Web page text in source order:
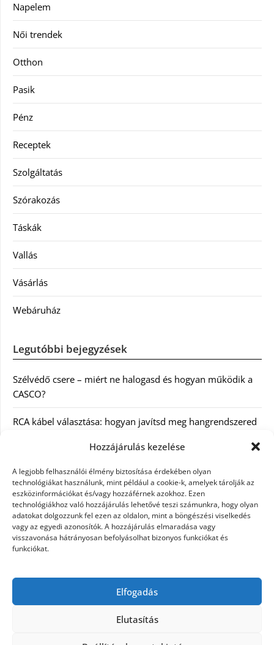
Hozzájárulás kezelése
A legjobb felhasználói élmény biztosítása érdekében olyan
technológiákat használunk, mint például a cookie-k, amelyek tárolják az
eszközinformációkat és/vagy hozzáférnek azokhoz. Ezen
technológiákhoz való hozzájárulás lehetővé teszi számunkra, hogy olyan
adatokat dolgozzunk fel ezen az oldalon, mint a böngészési viselkedés
vagy az egyedi azonosítók. A hozzájárulás elmaradása vagy
visszavonása hátrányosan befolyásolhat bizonyos funkciókat és
funkciókat.
Elfogadás
Elutasítás
Napelem
Női trendek
Otthon
Pasik
Pénz
Receptek
Szolgáltatás
Szórakozás
Táskák
Vallás
Vásárlás
Webáruház
Legutóbbi bejegyzések
Szélvédő csere – miért ne halogasd és hogyan működik a
CASCO?
RCA kábel választása: hogyan javítsd meg hangrendszered
Magyarországon: milyen jogi szabályozásra kell figyelni?
Akciós külföldi nyaralás 2026-ban előfoglalással: mit
ellenőrizz az ár mellett?
A Kassai Irodaház modern munkakörnyezetet biztosít